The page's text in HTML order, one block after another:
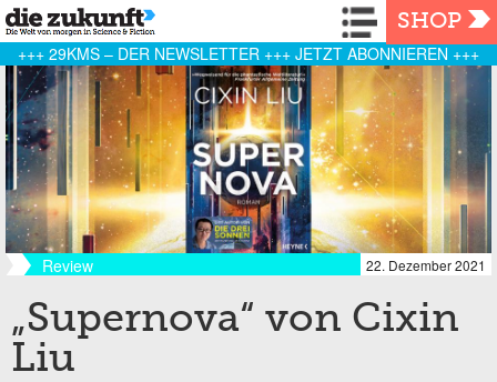
Navigation
SHOP
+++ 29KMS – DER NEWSLETTER +++ JETZT ABONNIEREN +++
Review 22. Dezember 2021
„Supernova“ von Cixin
Liu